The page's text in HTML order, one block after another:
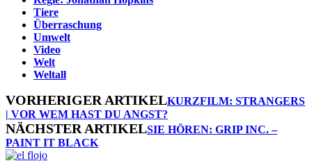
Tiere
Überraschung
Umwelt
Video
Welt
Weltall
VORHERIGER ARTIKELKURZFILM: STRANGERS
| VOR WEM HAST DU ANGST?
NÄCHSTER ARTIKELSIE HÖREN: GRIP INC. –
PAINT IT BLACK